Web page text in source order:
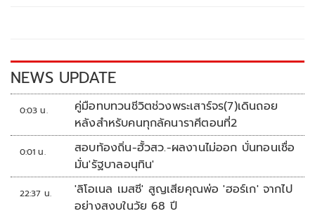
k k
NEWS UPDATE
0:03 น.
คู่มือทบทวนชีวิตช่วงพระเสาร์จร(7)เดินถอย
หลังสำหรับคนทุกลัคนาราศีตอนที่2
0:01 น.
สอบท้องถิ่น-ฮั้วสว.-ผลงานไม่ออก บั่นทอนเชื่อ
มั่น'รัฐบาลอนุทิน'
22:37 น.
'ลิโอเนล เมสซี' สูญเสียคุณพ่อ 'ฮอร์เก' จากไป
อย่างสงบในวัย 68 ปี